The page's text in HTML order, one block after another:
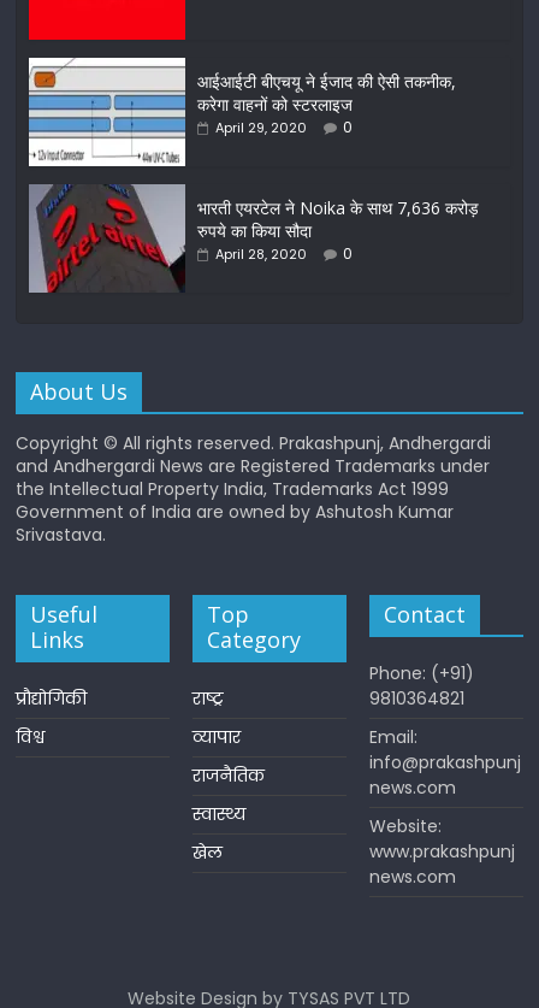
आईआईटी बीएचयू ने ईजाद की ऐसी तकनीक,
करेगा वाहनों को स्टरलाइज
April 29, 2020 0
भारती एयरटेल ने Noika के साथ 7,636 करोड़
रुपये का किया सौदा
April 28, 2020 0
About Us
Copyright © All rights reserved. Prakashpunj, Andhergardi
and Andhergardi News are Registered Trademarks under
the Intellectual Property India, Trademarks Act 1999
Government of India are owned by Ashutosh Kumar
Srivastava.
Useful
Links
प्रौद्योगिकी
विश्व
Top
Category
राष्ट्र
व्यापार
राजनैतिक
स्वास्थ्य
खेल
Contact
Phone: (+91)
9810364821
Email:
info@prakashpunj
news.com
Website:
www.prakashpunj
news.com
Website Design by TYSAS PVT LTD